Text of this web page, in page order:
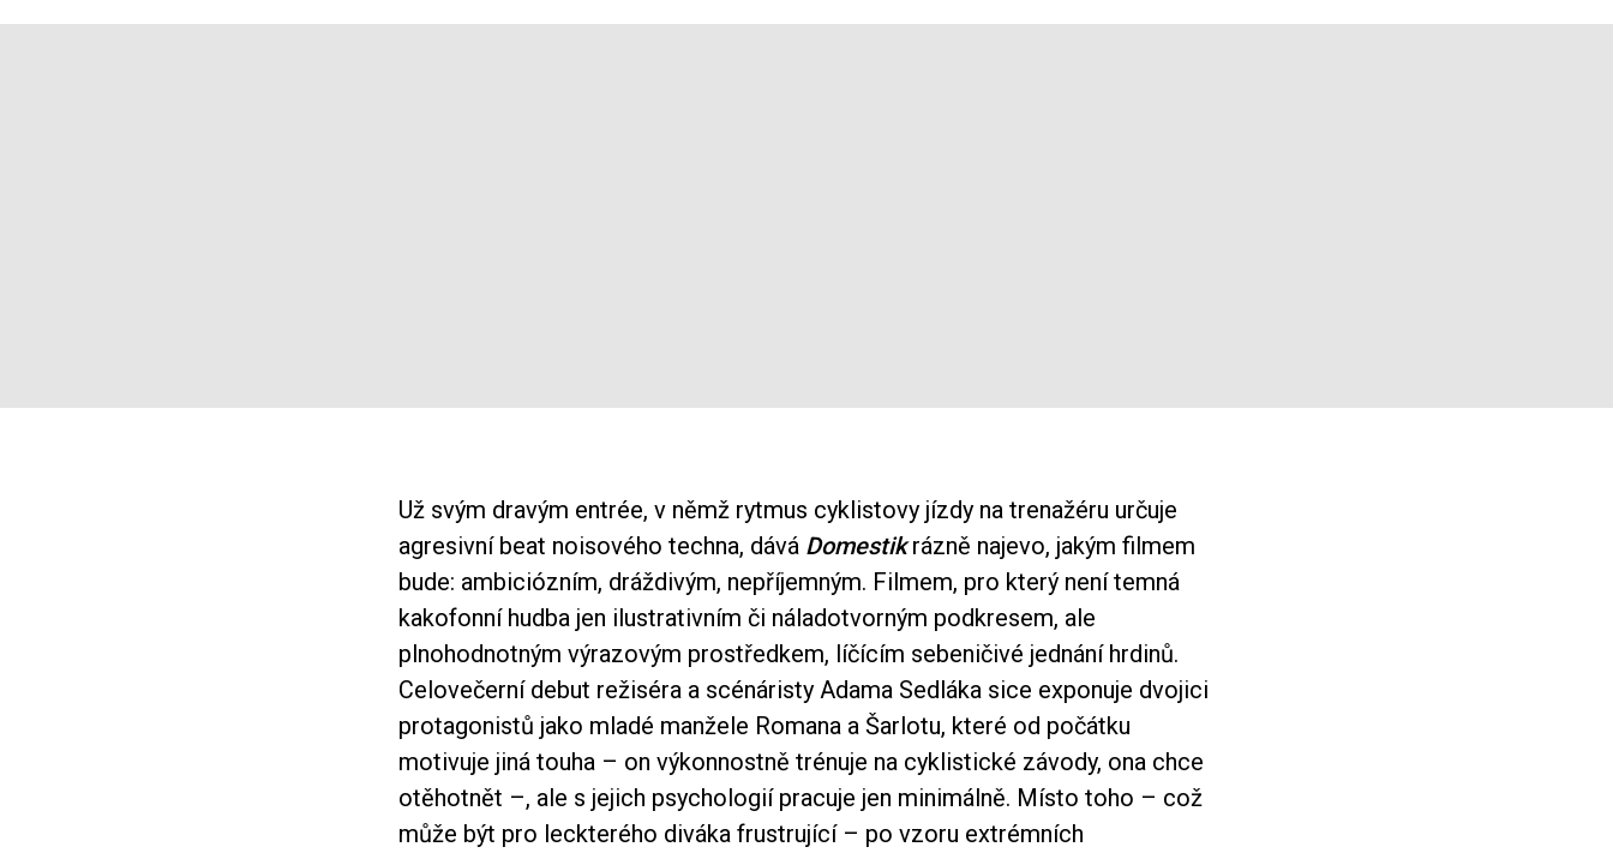
Už svým dravým entrée, v němž rytmus cyklistovy jízdy na trenažéru určuje
agresivní beat noisového techna, dává Domestikrázně najevo, jakým filmem
bude: ambiciózním, dráždivým, nepříjemným. Filmem, pro který není temná
kakofonní hudba jen ilustrativním či náladotvorným podkresem, ale
plnohodnotným výrazovým prostředkem, líčícím sebeničivé jednání hrdinů.
Celovečerní debut režiséra a scénáristy Adama Sedláka sice exponuje dvojici
protagonistů jako mladé manžele Romana a Šarlotu, které od počátku
motivuje jiná touha – on výkonnostně trénuje na cyklistické závody, ona chce
otěhotnět –, ale s jejich psychologií pracuje jen minimálně. Místo toho – což
může být pro leckterého diváka frustrující – po vzoru extrémních